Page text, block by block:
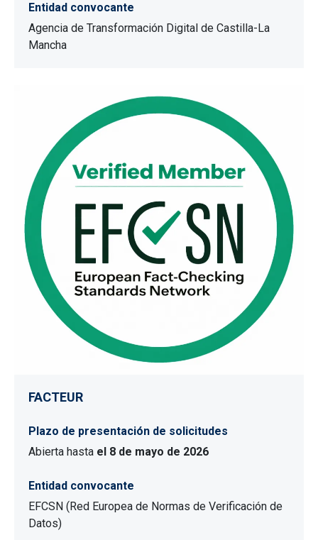
Entidad convocante
Agencia de Transformación Digital de Castilla-La
Mancha
FACTEUR
Plazo de presentación de solicitudes
Abierta hasta el 8 de mayo de 2026
Entidad convocante
EFCSN (Red Europea de Normas de Verificación de
Datos)